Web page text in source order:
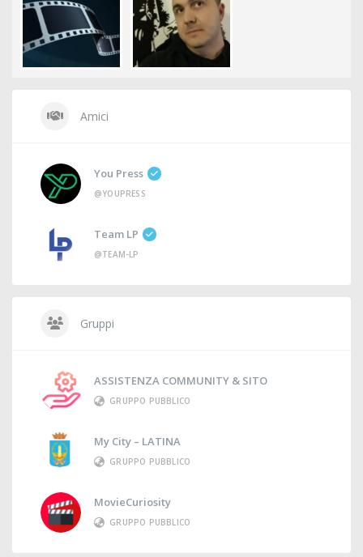
Amici
You Press
@YOUPRESS
Team LP
@TEAM-LP
Gruppi
ASSISTENZA COMMUNITY & SITO
GRUPPO PUBBLICO
My City – LATINA
GRUPPO PUBBLICO
MovieCuriosity
GRUPPO PUBBLICO